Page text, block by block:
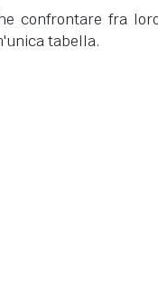
confrontare fra
tabella.